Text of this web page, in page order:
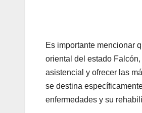
Es importante mencionar
oriental del estado
asistencial y ofrecer las
se destina
enfermedades y su